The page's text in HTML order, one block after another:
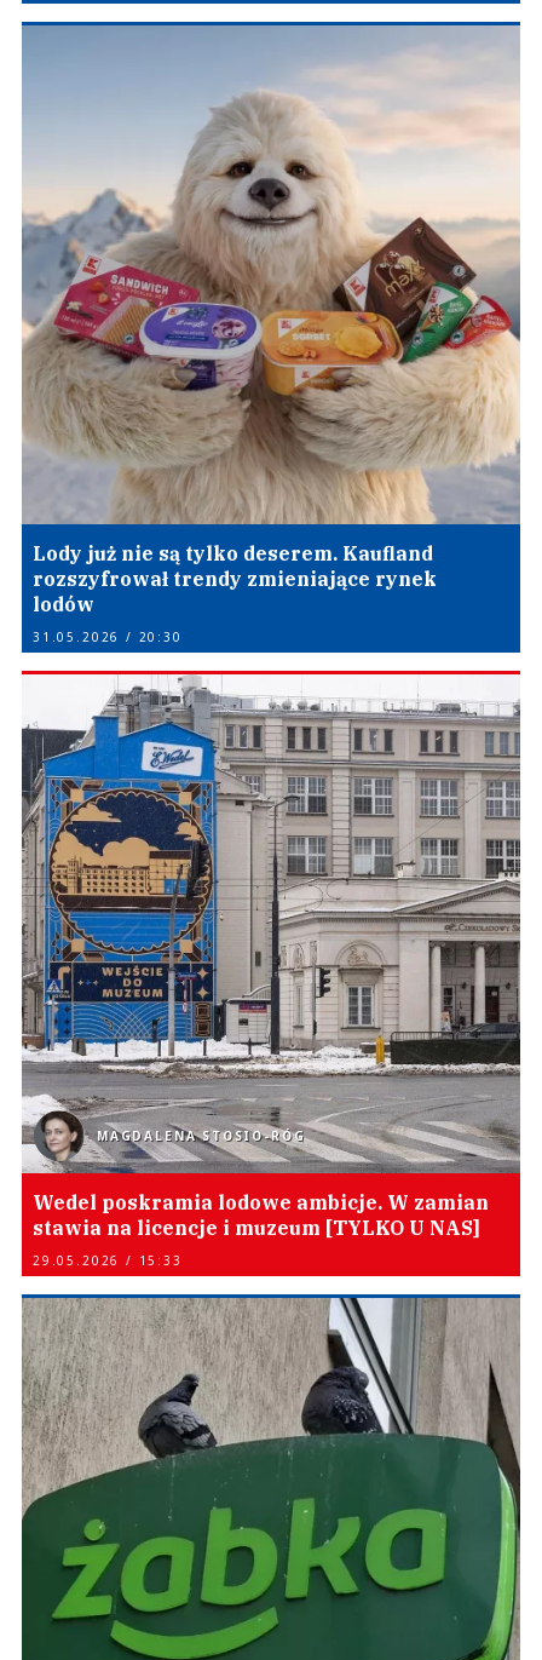
Lody już nie są tylko deserem. Kaufland
rozszyfrował trendy zmieniające rynek
lodów
31.05.2026 / 20:30
MAGDALENA STOSIO-RÓG
Wedel poskramia lodowe ambicje. W zamian
stawia na licencje i muzeum [TYLKO U NAS]
29.05.2026 / 15:33